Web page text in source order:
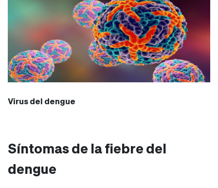
Virus del dengue
Síntomas de la fiebre del
dengue